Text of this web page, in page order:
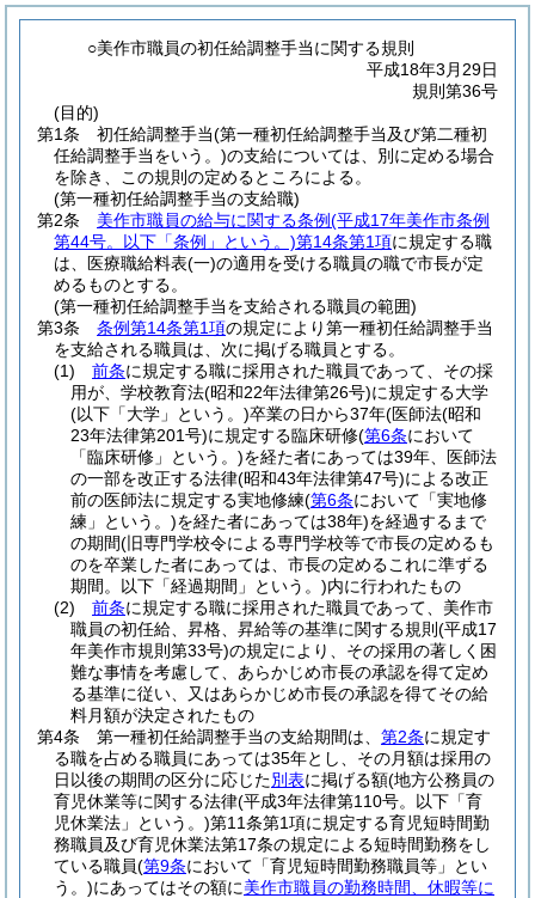
○美作市職員の初任給調整手当に関する規則
平成18年3月29日
規則第36号
(目的)
第1条
初任給調整手当(第一種初任給調整手当及び第二種初
任給調整手当をいう。)の支給については、別に定める場合
を除き、この規則の定めるところによる。
(第一種初任給調整手当の支給職)
第2条
美作市職員の給与に関する条例(平成17年美作市条例
第44号。以下「条例」という。)第14条第1項に規定する職
は、医療職給料表(一)の適用を受ける職員の職で市長が定
めるものとする。
(第一種初任給調整手当を支給される職員の範囲)
第3条
条例第14条第1項の規定により第一種初任給調整手当
を支給される職員は、次に掲げる職員とする。
(1)
前条に規定する職に採用された職員であって、その採
用が、学校教育法(昭和22年法律第26号)に規定する大学
(以下「大学」という。)卒業の日から37年(医師法(昭和
23年法律第201号)に規定する臨床研修(第6条において
「臨床研修」という。)を経た者にあっては39年、医師法
の一部を改正する法律(昭和43年法律第47号)による改正
前の医師法に規定する実地修練(第6条において「実地修
練」という。)を経た者にあっては38年)を経過するまで
の期間(旧専門学校令による専門学校等で市長の定めるも
のを卒業した者にあっては、市長の定めるこれに準ずる
期間。以下「経過期間」という。)内に行われたもの
(2)
前条に規定する職に採用された職員であって、美作市
職員の初任給、昇格、昇給等の基準に関する規則 (平成17
年美作市規則第33号)の規定により、その採用の著しく困
難な事情を考慮して、あらかじめ市長の承認を得て定め
る基準に従い、又はあらかじめ市長の承認を得てその給
料月額が決定されたもの
第4条
第一種初任給調整手当の支給期間は、 第2条に規定す
る職を占める職員にあっては35年とし、その月額は採用の
日以後の期間の区分に応じた別表に掲げる額(地方公務員の
育児休業等に関する法律(平成3年法律第110号。以下「育
児休業法」という。)第11条第1項に規定する育児短時間勤
務職員及び育児休業法第17条の規定による短時間勤務をし
ている職員(第9条において「育児短時間勤務職員等」とい
う。)にあってはその額に美作市職員の勤務時間、休暇等に